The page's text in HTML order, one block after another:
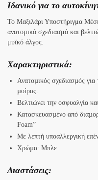
Ιδανικό για το
Το Μαξιλάρι Υποστήριγμα
ανατομικό σχεδιασμό και
μυϊκό άλγος.
Xαρακτηριστικά:
Ανατοµικός σχεδιασµός για
µοίρας.
Βελτιώνει την οσφυαλγία
Κατασκευασµένο από
Foam”
Με λεπτή υποαλλεργική
Χρώµα: Μπλε
Διαστάσεις: